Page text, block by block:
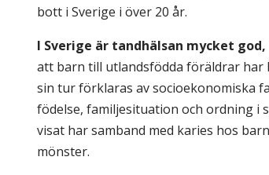
bott i Sverige i över 20 år.
I Sverige är tandhälsan mycket god,
att barn till utlandsfödda föräldrar har
sin tur förklaras av socioekonomiska
födelse, familjesituation och ordning i
visat har samband med karies hos
mönster.